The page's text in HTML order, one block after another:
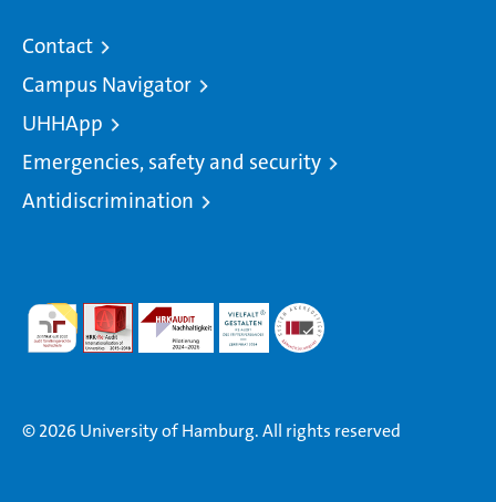
Contact
Campus Navigator
UHHApp
Emergencies, safety and security
Antidiscrimination
© 2026 University of Hamburg. All rights reserved